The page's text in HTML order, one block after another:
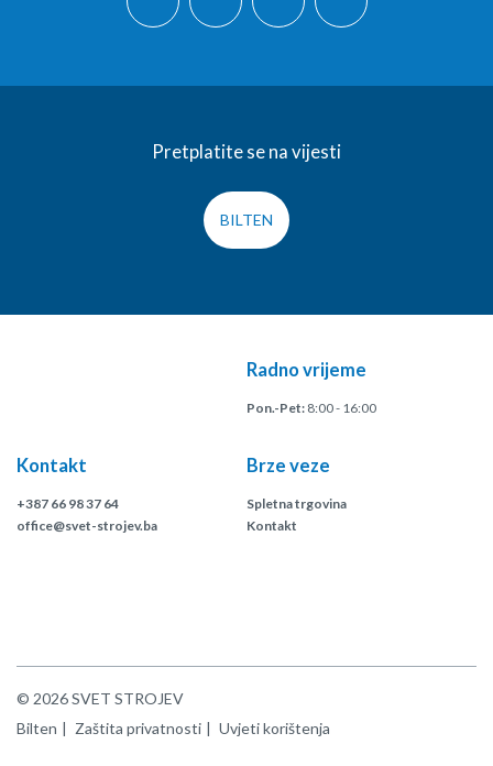
Pretplatite se na vijesti
BILTEN
Radno vrijeme
Pon.-Pet: 8:00 - 16:00
Kontakt
+387 66 98 37 64
office@svet-strojev.ba
Brze veze
Spletna trgovina
Kontakt
© 2026 SVET STROJEV
Bilten
Zaštita privatnosti Uvjeti korištenja